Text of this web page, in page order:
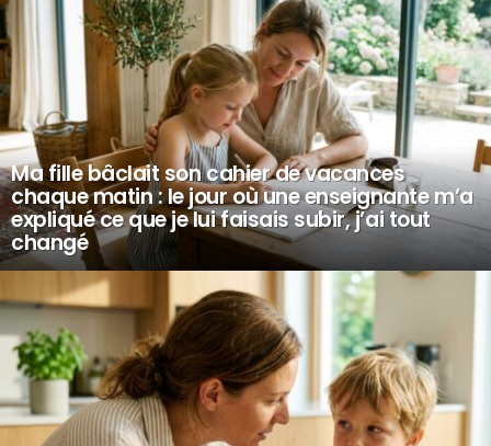
Ma fille bâclait son cahier de vacances
chaque matin : le jour où une enseignante m’a
expliqué ce que je lui faisais subir, j’ai tout
changé